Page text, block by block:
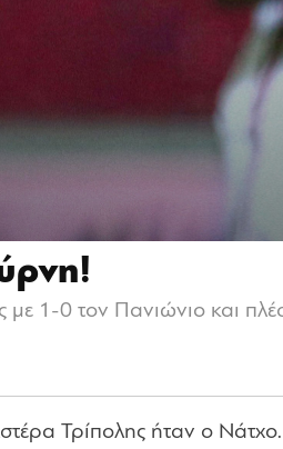
1-0 τον Πανιώνιο και
Τρίπολης ήταν ο